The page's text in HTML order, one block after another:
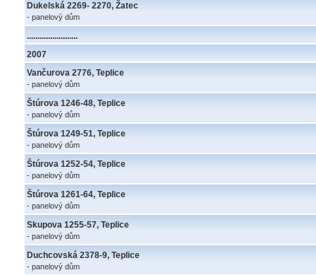
Dukelská 2269- 2270, Žatec
- panelový dům
........................
2007
Vančurova 2776, Teplice
- panelový dům
Štúrova 1246-48, Teplice
- panelový dům
Štúrova 1249-51, Teplice
- panelový dům
Štúrova 1252-54, Teplice
- panelový dům
Štúrova 1261-64, Teplice
- panelový dům
Skupova 1255-57, Teplice
- panelový dům
Duchcovská 2378-9, Teplice
- panelový dům